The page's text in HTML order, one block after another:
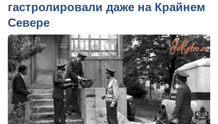
гастролировали даже на Крайнем
Севере